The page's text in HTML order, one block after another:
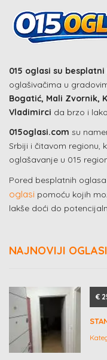
015 oglasi su
oglašivačima u
Bogatić, Mali Zvornik,
Vladimirci da brzo i
015oglasi.com su
Srbiji i čitavom regionu,
oglašavanje u 015
Pored besplatnih
oglasi pomoću kojih
lakše doći do
NAJNOVIJI OGLASI
€